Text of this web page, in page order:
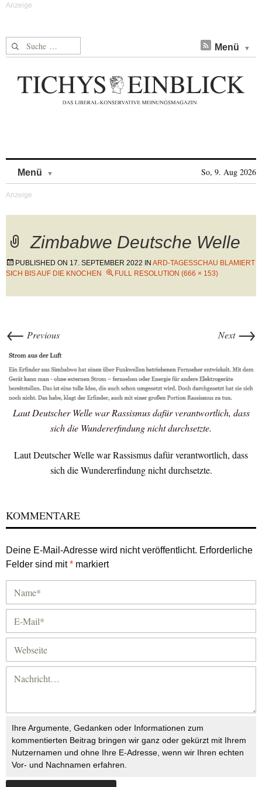
Suche nach: Menü
Menü So, 9. Aug 2026
Zimbabwe Deutsche Welle
PUBLISHED ON 17. SEPTEMBER 2022 IN ARD-TAGESSCHAU BLAMIERT
SICH BIS AUF DIE KNOCHEN
FULL RESOLUTION (666 × 153)
← Previous Next →
Laut Deutscher Welle war Rassismus dafür verantwortlich, dass
sich die Wundererfindung nicht durchsetzte.
Laut Deutscher Welle war Rassismus dafür verantwortlich, dass
sich die Wundererfindung nicht durchsetzte.
KOMMENTARE
Deine E-Mail-Adresse wird nicht veröffentlicht. Erforderliche
Felder sind mit* markiert
Ihre Argumente, Gedanken oder Informationen zum
kommentierten Beitrag bringen wir ganz oder gekürzt mit Ihrem
Nutzernamen und ohne Ihre E-Adresse, wenn wir Ihren echten
Vor- und Nachnamen erfahren.